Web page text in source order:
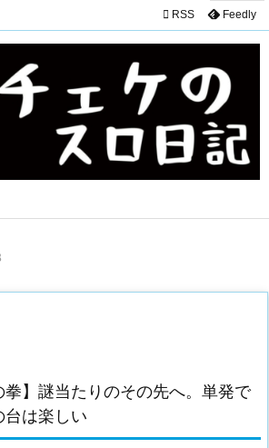
 RSS Feedly
拳】謎当たりのその先へ。単発で
台は楽しい